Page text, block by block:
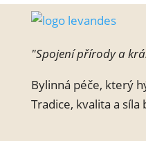
"Spojení přírody a
Bylinná péče, který
Tradice, kvalita a síla